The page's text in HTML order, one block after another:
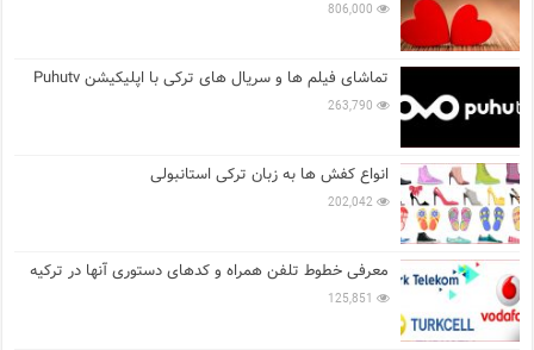
806,000
تماشای فیلم ها و سریال های ترکی با اپلیکیشن Puhutv
263,790
انواع کفش ها به زبان ترکی استانبولی
202,042
معرفی خطوط تلفن همراه و کدهای دستوری آنها در ترکیه
125,851